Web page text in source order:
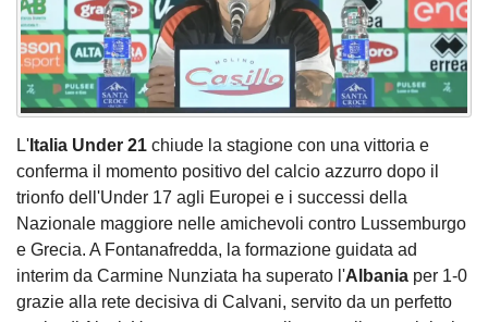
L' Italia Under 21 chiude la stagione con una vittoria e
conferma il momento positivo del calcio azzurro dopo il
trionfo dell'Under 17 agli Europei e i successi della
Nazionale maggiore nelle amichevoli contro Lussemburgo
e Grecia. A Fontanafredda, la formazione guidata ad
interim da Carmine Nunziata ha superato l'Albania per 1-0
grazie alla rete decisiva di Calvani, servito da un perfetto